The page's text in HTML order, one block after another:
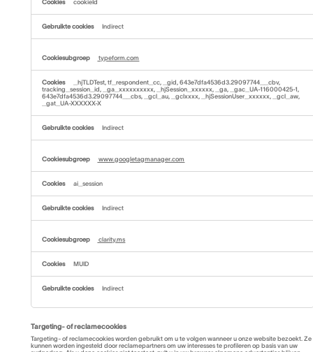
cookieId
Indirect
typeform.com
_hjTLDTest, tf_respondent_cc, _gid, 643e7dfa4536d3.29097744__cbv,
tracking_session_id, _ga_xxxxxxxxxx, _hjSession_xxxxxx, _ga, _gac_UA-116000425-1,
643e7dfa4536d3.29097744__cbs, _gcl_au, _gclxxxx, _hjSessionUser_xxxxxx, _gcl_aw,
_gat_UA-XXXXXX-X
Indirect
www.googletagmanager.com
ai_session
Indirect
clarity.ms
MUID
Indirect
Targeting- of reclamecookies
Targeting- of reclamecookies worden gebruikt om u te volgen wanneer u onze website bezoekt. Ze
kunnen worden ingesteld door reclamepartners om uw interesses te profileren op basis van uw